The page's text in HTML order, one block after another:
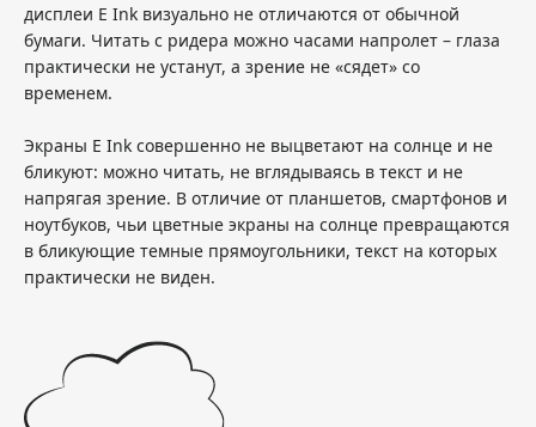
дисплеи E Ink визуально не отличаются от обычной
бумаги. Читать с ридера можно часами напролет – глаза
практически не устанут, а зрение не «сядет» со
временем.
Экраны E Ink совершенно не выцветают на солнце и не
бликуют: можно читать, не вглядываясь в текст и не
напрягая зрение. В отличие от планшетов, смартфонов и
ноутбуков, чьи цветные экраны на солнце превращаются
в бликующие темные прямоугольники, текст на которых
практически не виден.